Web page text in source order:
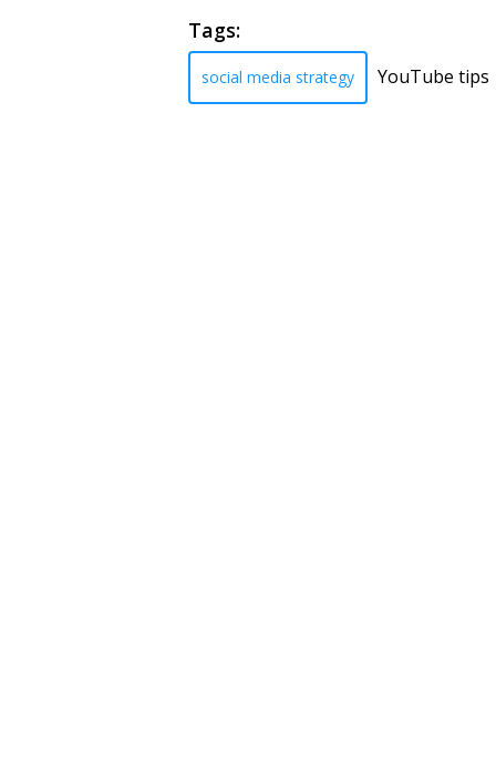
Tags:
social media strategy YouTube tips